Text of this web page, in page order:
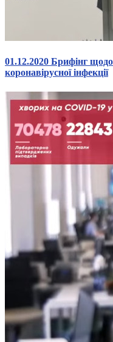
01.12.2020 Брифінг
коронавірусної інфекції